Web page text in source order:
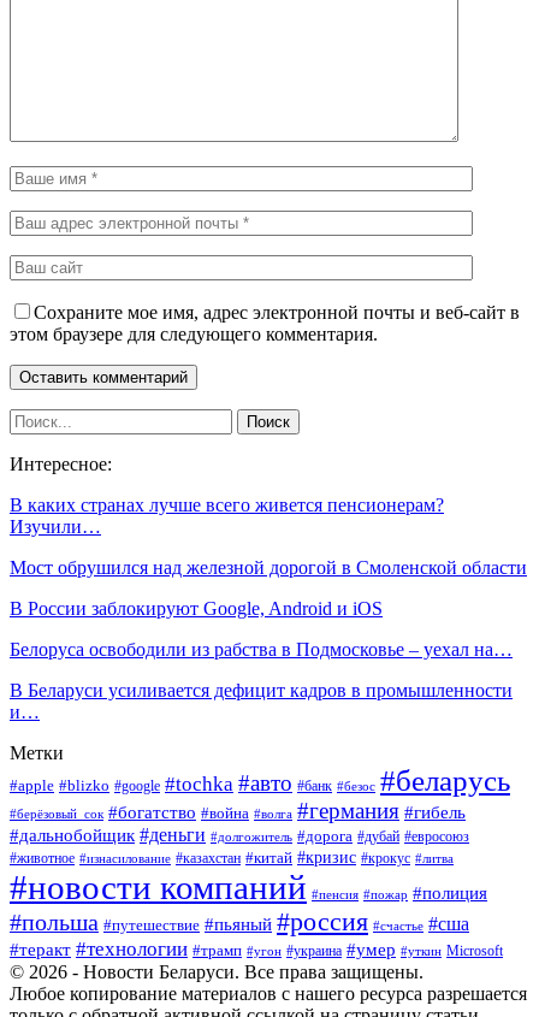
Сохраните мое имя, адрес электронной почты и веб-сайт в
этом браузере для следующего комментария.
Интересное:
В каких странах лучше всего живется пенсионерам?
Изучили…
Мост обрушился над железной дорогой в Смоленской области
В России заблокируют Google, Android и iOS
Белоруса освободили из рабства в Подмосковье – уехал на…
В Беларуси усиливается дефицит кадров в промышленности
и…
Метки
#apple #blizko #google #tochka #авто #банк #безос #беларусь
#берёзовый_сок #богатство #война #волга #германия #гибель
#дальнобойщик #деньги #долгожитель #дорога #дубай #евросоюз
#животное #изнасилование #казахстан #китай #кризис #крокус #литва
#новости компаний #пенсия #пожар #полиция
#польша #путешествие #пьяный #россия #счастье #сша
#теракт #технологии #трамп #угон #украина #умер #уткин Microsoft
© 2026 - Новости Беларуси. Все права защищены.
Любое копирование материалов с нашего ресурса разрешается